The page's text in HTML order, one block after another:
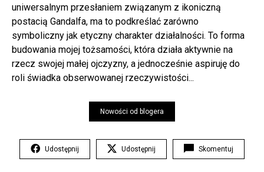
uniwersalnym przesłaniem związanym z ikoniczną
postacią Gandalfa, ma to podkreślać zarówno
symboliczny jak etyczny charakter działalności. To forma
budowania mojej tożsamości, która działa aktywnie na
rzecz swojej małej ojczyzny, a jednocześnie aspiruję do
roli świadka obserwowanej rzeczywistości...
Nowości od blogera
Udostępnij Udostępnij Skomentuj